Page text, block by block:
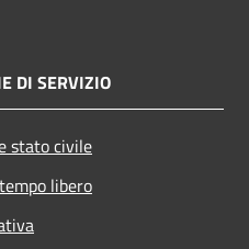
DI SERVIZIO
stato civile
libero